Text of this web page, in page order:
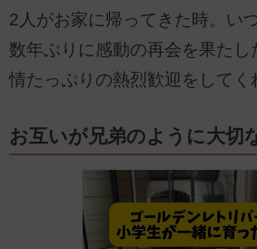
2人がお家に帰ってきた時。い
数年ぶりに感動の再会を果たし
情たっぷりの熱烈歓迎をしてく
お互いが兄弟のように大切